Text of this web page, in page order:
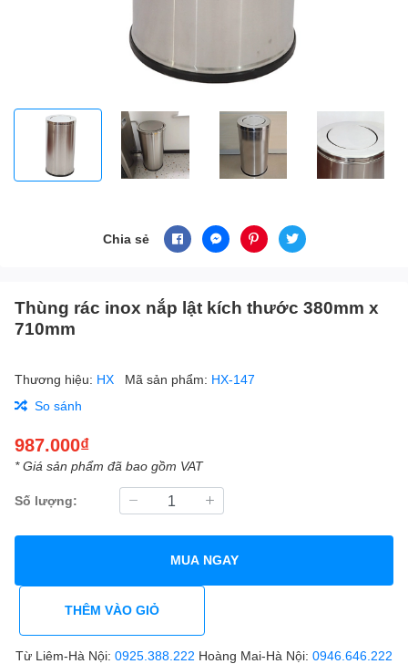
Chia sẻ
Thùng rác inox nắp lật kích thước 380mm x
710mm
Thương hiệu: HX Mã sản phẩm: HX-147
So sánh
987.000₫
* Giá sản phẩm đã bao gồm VAT
Số lượng:
MUA NGAY
THÊM VÀO GIỎ
Từ Liêm-Hà Nội: 0925.388.222 Hoàng Mai-Hà Nội: 0946.646.222